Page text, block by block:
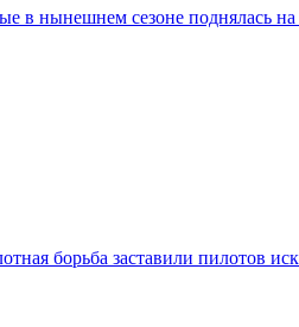
в нынешнем сезоне поднялась
борьба заставили пилотов